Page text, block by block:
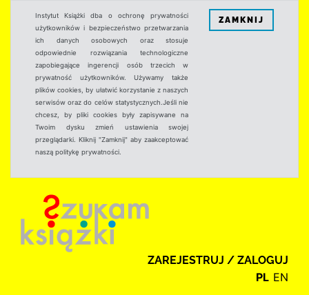
Instytut Książki dba o ochronę prywatności
użytkowników i bezpieczeństwo przetwarzania
ich danych osobowych oraz stosuje
odpowiednie rozwiązania technologiczne
zapobiegające ingerencji osób trzecich w
prywatność użytkowników. Używamy także
plików cookies, by ułatwić korzystanie z naszych
serwisów oraz do celów statystycznych.Jeśli nie
chcesz, by pliki cookies były zapisywane na
Twoim dysku zmień ustawienia swojej
przeglądarki. Kliknij "Zamknij" aby zaakceptować
naszą politykę prywatności.
ZAMKNIJ
ZAREJESTRUJ / ZALOGUJ
PL EN